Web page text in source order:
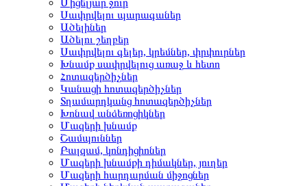
Միցելյար ջուր
Սափրվելու պարագաներ
Ածելիներ
Ածելու շեղբեր
Սափրվելու գելեր, կրեմներ, փրփուրներ
Խնամք սափրվելուց առաջ և հետո
Հոտազերծիչներ
Կանացի հոտազերծիչներ
Տղամարդկանց հոտազերծիչներ
Խոնավ անձեռոցիկներ
Մազերի խնամք
Շամպուններ
Բալզամ, կոնդիցիոներ
Մազերի խնամքի դիմակներ, յուղեր
Մազերի հարդարման միջոցներ